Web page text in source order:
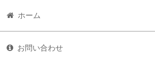
ホーム
お問い合わせ